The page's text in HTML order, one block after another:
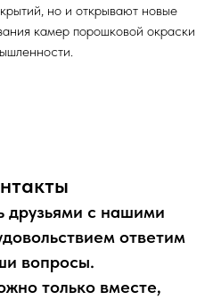
но и открывают новые
камер порошковой окраски
друзьями с нашими
ответим
вопросы.
только вместе,